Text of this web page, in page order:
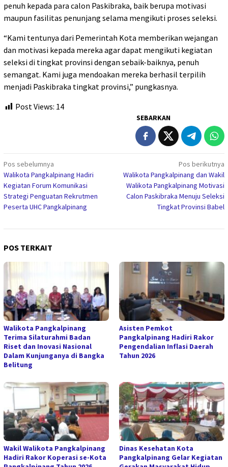
penuh kepada para calon Paskibraka, baik berupa motivasi
maupun fasilitas penunjang selama mengikuti proses seleksi.
“Kami tentunya dari Pemerintah Kota memberikan wejangan
dan motivasi kepada mereka agar dapat mengikuti kegiatan
seleksi di tingkat provinsi dengan sebaik-baiknya, penuh
semangat. Kami juga mendoakan mereka berhasil terpilih
menjadi Paskibraka tingkat provinsi,” pungkasnya.
Post Views: 14
SEBARKAN
Navigasi
pos
Pos sebelumnya
Walikota Pangkalpinang Hadiri
Kegiatan Forum Komunikasi
Strategi Penguatan Rekrutmen
Peserta UHC Pangkalpinang
Pos berikutnya
Walikota Pangkalpinang dan Wakil
Walikota Pangkalpinang Motivasi
Calon Paskibraka Menuju Seleksi
Tingkat Provinsi Babel
POS TERKAIT
Walikota Pangkalpinang
Terima Silaturahmi Badan
Riset dan Inovasi Nasional
Dalam Kunjunganya di Bangka
Belitung
Asisten Pemkot
Pangkalpinang Hadiri Rakor
Pengendalian Inflasi Daerah
Tahun 2026
Wakil Walikota Pangkalpinang
Hadiri Rakor Koperasi se-Kota
Dinas Kesehatan Kota
Pangkalpinang Gelar Kegiatan